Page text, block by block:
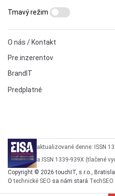
O nás / Kontakt
Pre inzerentov
BrandIT
Predplatné
Tmavý režim
aktualizované denne: ISSN
a ISSN 1339-939X (tlačené
Copyright © 2026 touchIT, s.r.o.,
Otechnické SEO sa nám stará